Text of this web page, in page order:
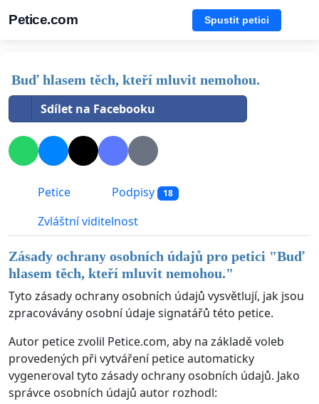
Petice.com Spustit petici
Buď hlasem těch, kteří mluvit nemohou.
Sdílet na Facebooku
Petice Podpisy 18
Zvláštní viditelnost
Zásady ochrany osobních údajů pro petici "Buď
hlasem těch, kteří mluvit nemohou."
Tyto zásady ochrany osobních údajů vysvětlují, jak jsou
zpracovávány osobní údaje signatářů této petice.
Autor petice zvolil Petice.com, aby na základě voleb
provedených při vytváření petice automaticky
vygeneroval tyto zásady ochrany osobních údajů. Jako
správce osobních údajů autor rozhodl: